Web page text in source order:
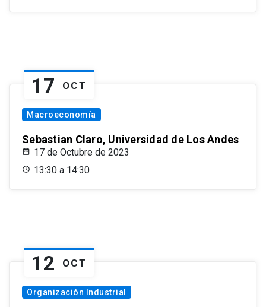
17 OCT
Macroeconomía
Sebastian Claro, Universidad de Los Andes
17 de Octubre de 2023
13:30 a 14:30
12 OCT
Organización Industrial